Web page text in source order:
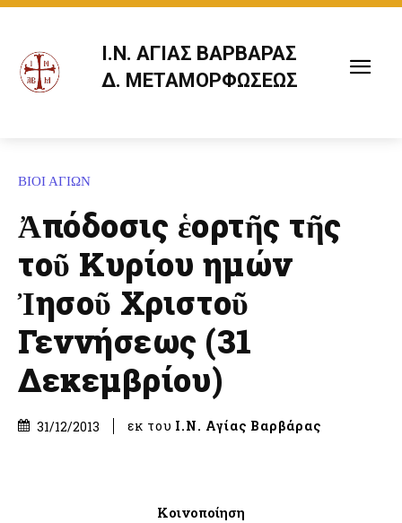
Ι.Ν. ΑΓΙΑΣ ΒΑΡΒΑΡΑΣ
Δ. ΜΕΤΑΜΟΡΦΩΣΕΩΣ
ΒΙΟΙ ΑΓΙΩΝ
Ἀπόδοσις ἑορτῆς τῆς
τοῦ Κυρίου ημών
Ἰησοῦ Χριστοῦ
Γεννήσεως (31
Δεκεμβρίου)
31/12/2013 εκ του Ι.Ν. Αγίας Βαρβάρας
Κοινοποίηση